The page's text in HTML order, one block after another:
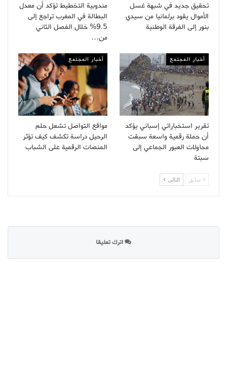
تحقيق جديد في شبهة غسل
الأموال يقود برلمانيا من سيدي
بنور إلى الفرقة الوطنية
مندوبية التخطيط تؤكد أن معدل
البطالة في المغرب تراجع إلى
9.5% خلال الفصل الثاني
من…
أخبار المجتمع
تقرير استخباراتي إسباني يؤكد
أن حملة رقمية واسعة سبقت
محاولات العبور الجماعي إلى
سبتة
أخبار المجتمع
مواقع التواصل تشعل حلم
الرحيل دراسة تكشف كيف تؤثر
المنصات الرقمية على الشباب
سابق التالى
اترك تعليقا